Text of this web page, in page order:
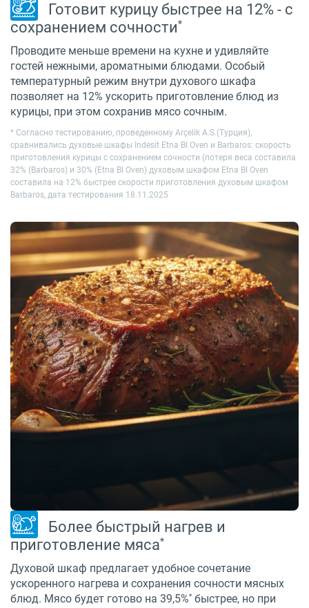
Готовит курицу быстрее на 12% - с
сохранением сочности*
Проводите меньше времени на кухне и удивляйте
гостей нежными, ароматными блюдами. Особый
температурный режим внутри духового шкафа
позволяет на 12% ускорить приготовление блюд из
курицы, при этом сохранив мясо сочным.
* Cогласно тестированию, проведенному Arçelik A.S.(Турция),
сравнивались духовые шкафы Indesit Etna BI Oven и Barbaros: скорость
приготовления курицы с сохранением сочности (потеря веса составила
32% (Barbaros) и 30% (Etna BI Oven) духовым шкафом Etna BI Oven
составила на 12% быстрее скорости приготовления духовым шкафом
Barbaros, дата тестирования 18.11.2025
Более быстрый нагрев и
приготовление мяса*
Духовой шкаф предлагает удобное сочетание
ускоренного нагрева и сохранения сочности мясных
блюд. Мясо будет готово на 39,5%* быстрее, но при